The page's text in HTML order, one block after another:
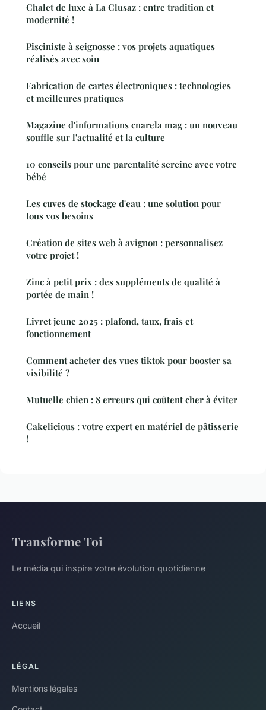
Chalet de luxe à La Clusaz : entre tradition et
modernité !
Pisciniste à seignosse : vos projets aquatiques
réalisés avec soin
Fabrication de cartes électroniques : technologies
et meilleures pratiques
Magazine d'informations cnarela mag : un nouveau
souffle sur l'actualité et la culture
10 conseils pour une parentalité sereine avec votre
bébé
Les cuves de stockage d'eau : une solution pour
tous vos besoins
Création de sites web à avignon : personnalisez
votre projet !
Zinc à petit prix : des suppléments de qualité à
portée de main !
Livret jeune 2025 : plafond, taux, frais et
fonctionnement
Comment acheter des vues tiktok pour booster sa
visibilité ?
Mutuelle chien : 8 erreurs qui coûtent cher à éviter
Cakelicious : votre expert en matériel de pâtisserie
!
Transforme Toi
Le média qui inspire votre évolution quotidienne
LIENS
Accueil
LÉGAL
Mentions légales